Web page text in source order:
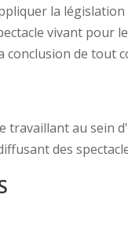
la législation
vivant pour
conclusion de tout
travaillant au sein
des